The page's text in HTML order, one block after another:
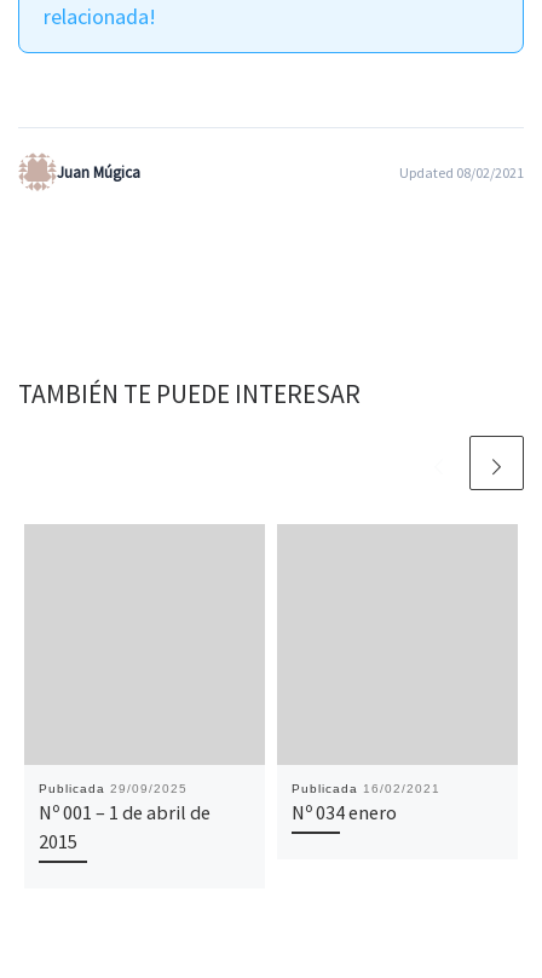
relacionada!
Juan Múgica Updated 08/02/2021
TAMBIÉN TE PUEDE INTERESAR
Publicada 29/09/2025
Nº 001 – 1 de abril de
2015
Publicada 16/02/2021
Nº 034 enero